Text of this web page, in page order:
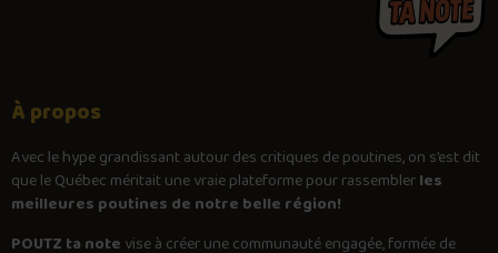
À propos
Avec lehypegrandissant autour des critiques de poutines, on s’est dit
que le Québec méritait une vraie plateforme pour rassemblerles
meilleures poutines de notre belle région!
POUTZ ta note vise à créer une communauté engagée, formée de